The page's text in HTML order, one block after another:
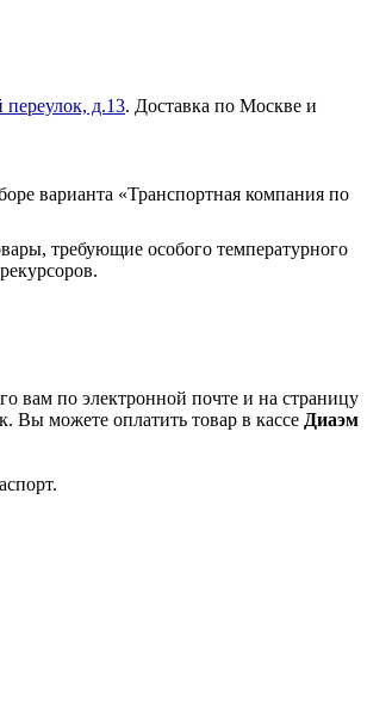
д.13. Доставка по Москве и
варианта «Транспортная компания по
требующие особого температурного
вам по электронной почте и на страницу
Вы можете оплатить товар в кассе Диаэм